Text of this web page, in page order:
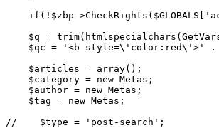
if(!$zbp-
$q =
$qc = '<b style=\'color:red\'>' .
$articles = array();
$category = new Metas;
$author = new Metas;
$tag = new Metas;
//    $type = 'post-search';